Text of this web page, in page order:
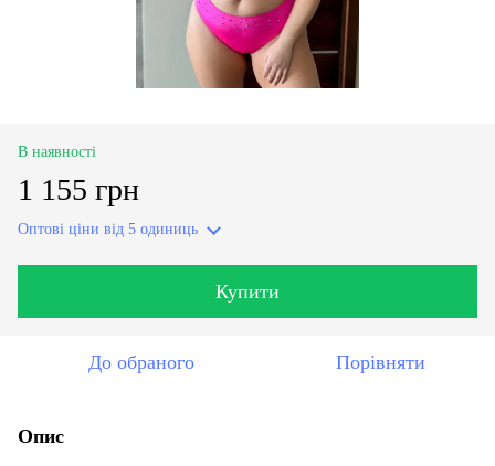
В наявності
1 155 грн
Оптові ціни від 5 одиниць
Купити
До обраного Порівняти
Опис